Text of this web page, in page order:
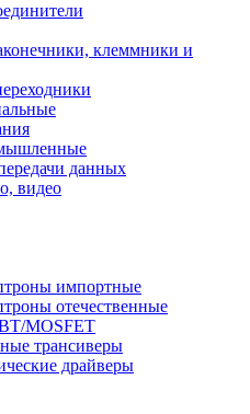
клеммники и
данных
видео
импортные
отечественные
MOSFET
трансиверы
драйверы